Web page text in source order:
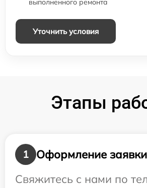
выполненного ремонта
Уточнить условия
Этапы
1
Оформление заявки
Свяжитесь с нами по